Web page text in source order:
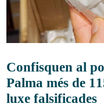
Confisquen al
Palma més de
luxe falsificades